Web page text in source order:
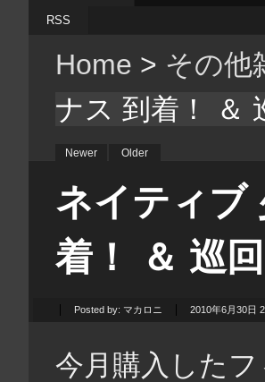
RSS
Home > その他
ナス 到着！ ＆
Newer Older
ネイティブ
着！ ＆ 巡
Posted by: マカロニ 2010年6月30日
今月購入した